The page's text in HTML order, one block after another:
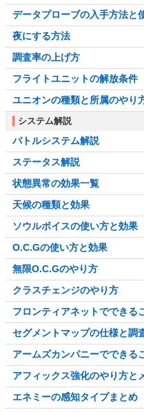
データプローブの入手方法と
夜にする方法
調査率の上げ方
フライトユニットの解放条件
ユニオンの種類と所属のやり
システム解説
バトルシステム解説
ステータス解説
状態異常の効果一覧
天候の種類と効果
ソウルボイスの使い方と効果
O.C.Gの使い方と効果
無限O.C.Gのやり方
クラスチェンジのやり方
フロンティアネットでできる
セグメントマップの仕様と調
アームズカンパニーでできる
アフィックス強化のやり方と
エネミーの感知タイプまとめ